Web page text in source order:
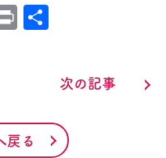
Print
戻る
次の記事